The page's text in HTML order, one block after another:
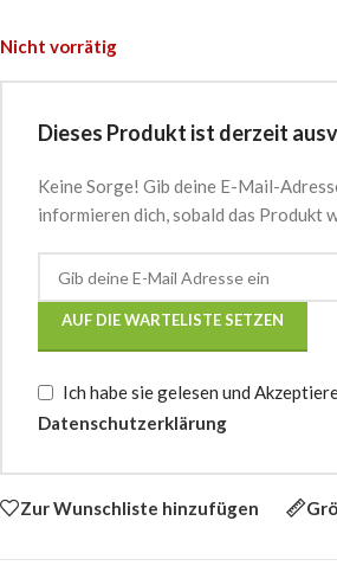
Nicht vorrätig
Dieses Produkt ist derzeit
Keine Sorge! Gib deine E-Mail-
informieren dich, sobald das Produkt
AUF DIE WARTELISTE SETZEN
Ich habe sie gelesen und
Datenschutzerklärung
Zur Wunschliste hinzufügen